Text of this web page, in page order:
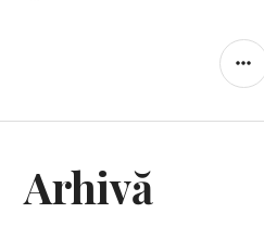
Arhivă